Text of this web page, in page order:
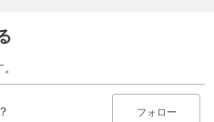
こと」を信条に、忙しいお母さん
きるためのメッセージを発信して
フォロー